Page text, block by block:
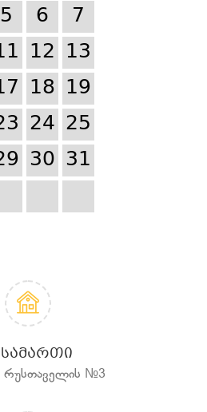
5 6
7
12 13
18 19
24 25
30 31
რუსთაველის №3